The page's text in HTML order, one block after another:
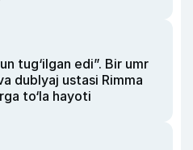
tug‘ilgan edi”. Bir umr
dublyaj ustasi Rimma
to‘la hayoti